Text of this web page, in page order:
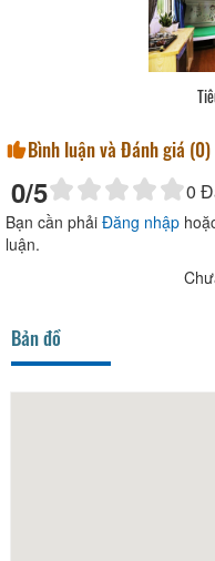
Bình luận và Đánh giá (0)
0/5 0
Bạn cần phải Đăng nhập
luận.
Bản đồ